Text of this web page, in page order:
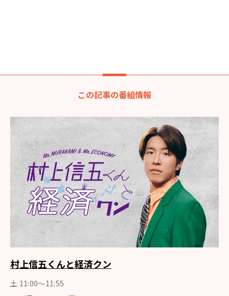
この記事の番組情報
村上信五くんと経済クン
土 11:00～11:55